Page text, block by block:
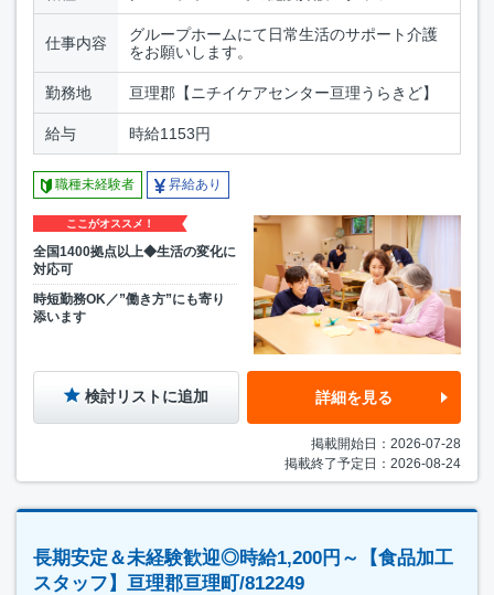
仕事内容
グループホームにて日常生活のサポート介護
をお願いします。
勤務地 亘理郡【ニチイケアセンター亘理うらきど】
給与 時給1153円
職種未経験者 昇給あり
ここがオススメ！
全国1400拠点以上◆生活の変化に
対応可
時短勤務OK／”働き方”にも寄り
添います
検討リストに追加 詳細を見る
掲載開始日：2026-07-28
掲載終了予定日：2026-08-24
長期安定＆未経験歓迎◎時給1,200円～【食品加工
スタッフ】亘理郡亘理町/812249